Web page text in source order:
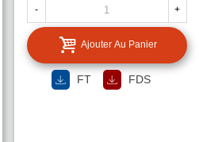
- +
Ajouter Au Panier
FT FDS